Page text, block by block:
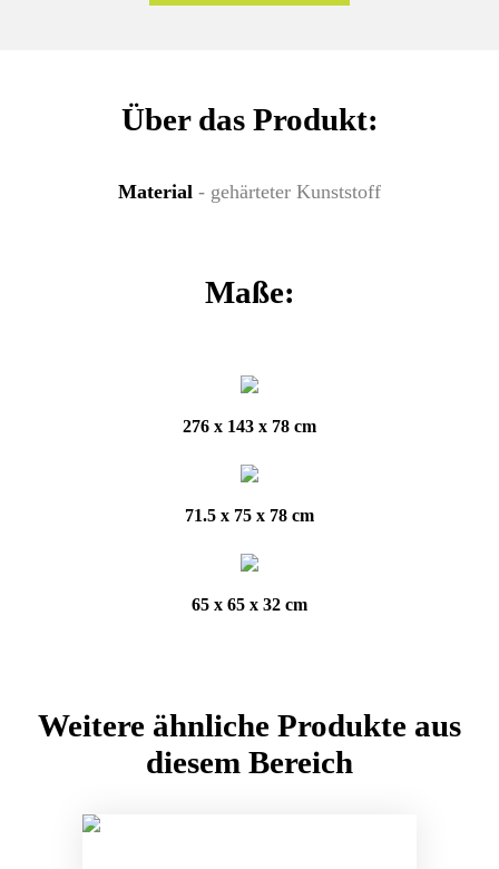
Über das Produkt:
Material - gehärteter Kunststoff
Maße:
276 x 143 x 78 cm
71.5 x 75 x 78 cm
65 x 65 x 32 cm
Weitere ähnliche Produkte aus
diesem Bereich